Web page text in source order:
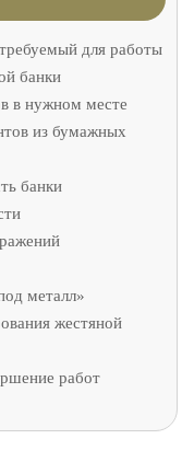
для работы
банки
в нужном месте
из бумажных
банки
металл»
жестяной
работ